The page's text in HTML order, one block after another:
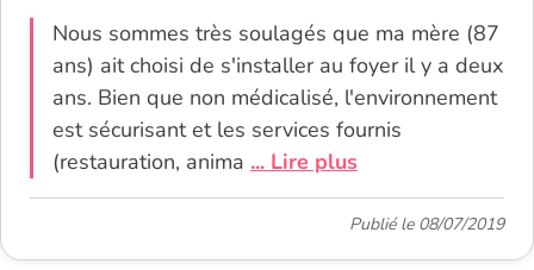
Nous sommes très soulagés que ma mère (87
ans) ait choisi de s'installer au foyer il y a deux
ans. Bien que non médicalisé, l'environnement
est sécurisant et les services fournis
(restauration, anima ... Lire plus
Publié le 08/07/2019